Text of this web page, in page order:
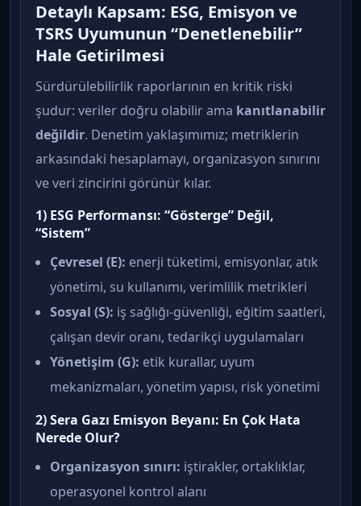
Detaylı Kapsam: ESG, Emisyon ve
TSRS Uyumunun “Denetlenebilir”
Hale Getirilmesi
Sürdürülebilirlik raporlarının en kritik riski
şudur: veriler doğru olabilir ama kanıtlanabilir
değildir. Denetim yaklaşımımız; metriklerin
arkasındaki hesaplamayı, organizasyon sınırını
ve veri zincirini görünür kılar.
1) ESG Performansı: “Gösterge” Değil,
“Sistem”
Çevresel (E): enerji tüketimi, emisyonlar, atık
yönetimi, su kullanımı, verimlilik metrikleri
Sosyal (S): iş sağlığı-güvenliği, eğitim saatleri,
çalışan devir oranı, tedarikçi uygulamaları
Yönetişim (G): etik kurallar, uyum
mekanizmaları, yönetim yapısı, risk yönetimi
2) Sera Gazı Emisyon Beyanı: En Çok Hata
Nerede Olur?
Organizasyon sınırı: iştirakler, ortaklıklar,
operasyonel kontrol alanı